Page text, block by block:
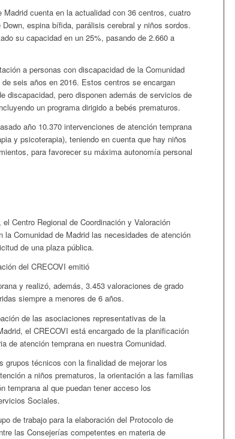
cuenta en la actualidad con 36 centros, cuatro
espina bífida, parálisis cerebral y niños sordos.
su capacidad en un 25%, pasando de 2.660 a
a personas con discapacidad de la Comunidad
seis años en 2016. Estos centros se encargan
discapacidad, pero disponen además de servicios de
un programa dirigido a bebés prematuros.
año 10.370 intervenciones de atención temprana
y psicoterapia), teniendo en cuenta que hay niños
para favorecer su máxima autonomía personal
Centro Regional de Coordinación y Valoración
Comunidad de Madrid las necesidades de atención
de una plaza pública.
del CRECOVI emitió
y realizó, además, 3.453 valoraciones de grado
siempre a menores de 6 años.
de las asociaciones representativas de la
el CRECOVI está encargado de la planificación
de atención temprana en nuestra Comunidad.
técnicos con la finalidad de mejorar los
a niños prematuros, la orientación a las familias
temprana al que puedan tener acceso los
Sociales.
de trabajo para la elaboración del Protocolo de
las Consejerías competentes en materia de